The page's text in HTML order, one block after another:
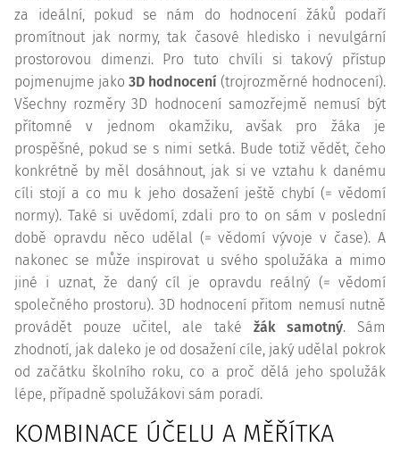
za ideální, pokud se nám do hodnocení žáků podaří
promítnout jak normy, tak časové hledisko i nevulgární
prostorovou dimenzi. Pro tuto chvíli si takový přístup
pojmenujme jako 3D hodnocení (trojrozměrné hodnocení).
Všechny rozměry 3D hodnocení samozřejmě nemusí být
přítomné v jednom okamžiku, avšak pro žáka je
prospěšné, pokud se s nimi setká. Bude totiž vědět, čeho
konkrétně by měl dosáhnout, jak si ve vztahu k danému
cíli stojí a co mu k jeho dosažení ještě chybí (= vědomí
normy). Také si uvědomí, zdali pro to on sám v poslední
době opravdu něco udělal (= vědomí vývoje v čase). A
nakonec se může inspirovat u svého spolužáka a mimo
jiné i uznat, že daný cíl je opravdu reálný (= vědomí
společného prostoru). 3D hodnocení přitom nemusí nutně
provádět pouze učitel, ale také žák samotný. Sám
zhodnotí, jak daleko je od dosažení cíle, jaký udělal pokrok
od začátku školního roku, co a proč dělá jeho spolužák
lépe, případně spolužákovi sám poradí.
KOMBINACE ÚČELU A MĚŘÍTKA